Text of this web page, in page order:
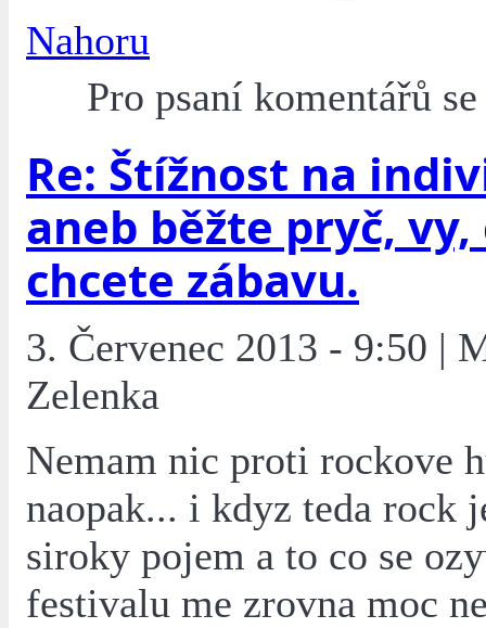
Nahoru
Pro psaní komentářů
Re: Štížnost na
aneb běžte pryč, vy,
chcete zábavu.
3. Červenec 2013 - 9:50 |
Zelenka
Nemam nic proti rockove
naopak... i kdyz teda rock
siroky pojem a to co se
festivalu me zrovna moc